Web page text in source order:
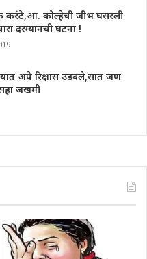
करंटे,आ. कोल्हेची जीभ घसरली
दरम्यानची घटना !
अपे रिक्षास उडवले,सात जण
जखमी